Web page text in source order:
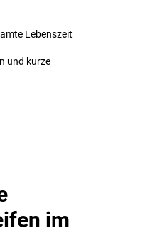
Lebenszeit
und kurze
im